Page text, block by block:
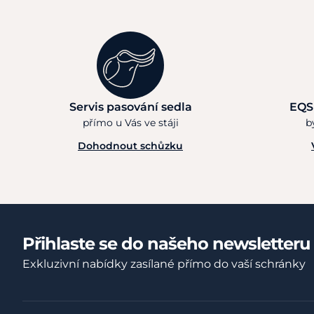
Servis pasování sedla
přímo u Vás ve stáji
Dohodnout schůzku
Přihlaste se do našeho newsletteru
Exkluzivní nabídky zasílané přímo do vaší schránky